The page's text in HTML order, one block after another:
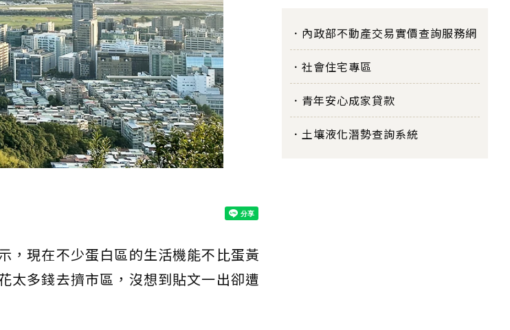
，現在不少蛋白區的生活機能不比蛋黃
太多錢去擠市區，沒想到貼文一出卻遭
內政部不動產交易實價查詢服務網
社會住宅專區
青年安心成家貸款
土壤液化潛勢查詢系統